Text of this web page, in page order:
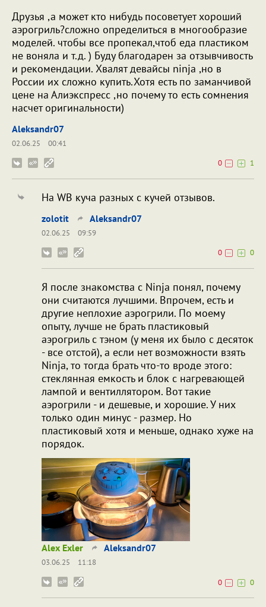
Друзья ,а может кто нибудь посоветует хороший
аэрогриль?сложно определиться в многообразие
моделей. чтобы все пропекал,чтоб еда пластиком
не воняла и т.д. ) Буду благодарен за отзывчивость
и рекомендации. Хвалят девайсы ninja ,но в
России их сложно купить.Хотя есть по заманчивой
цене на Алиэкспресс ,но почему то есть сомнения
насчет оригинальности)
Aleksandr07
02.06.25
00:41
0
1
На WB куча разных с кучей отзывов.
zolotit Aleksandr07
02.06.25
09:59
0
0
Я после знакомства с Ninja понял, почему
они считаются лучшими. Впрочем, есть и
другие неплохие аэрогрили. По моему
опыту, лучше не брать пластиковый
аэрогриль с тэном (у меня их было с десяток
- все отстой), а если нет возможности взять
Ninja, то тогда брать что-то вроде этого:
стеклянная емкость и блок с нагревающей
лампой и вентиллятором. Вот такие
аэрогрили - и дешевые, и хорошие. У них
только один минус - размер. Но
пластиковый хотя и меньше, однако хуже на
порядок.
Alex Exler Aleksandr07
03.06.25
11:18
0
0